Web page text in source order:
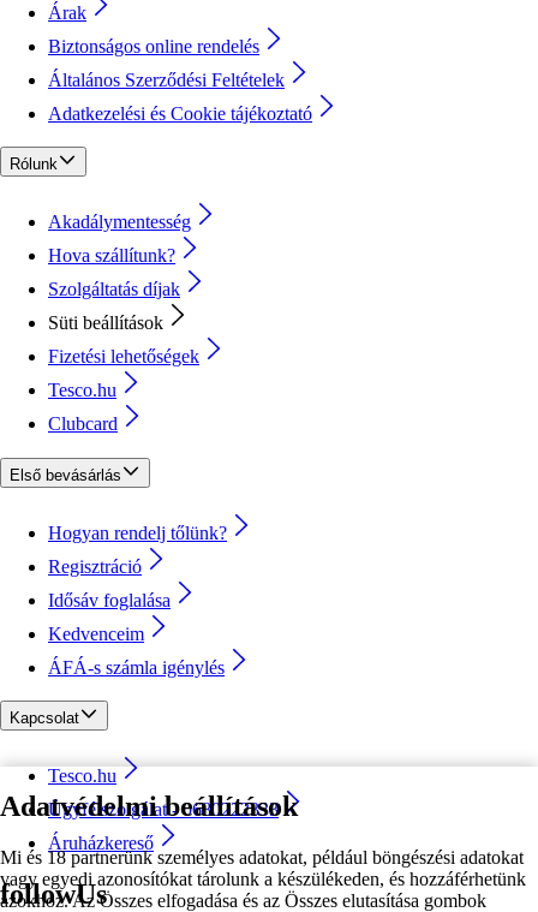
Adatvédelmi beállítások
Mi és 18 partnerünk személyes adatokat, például böngészési adatokat
vagy egyedi azonosítókat tárolunk a készülékeden, és hozzáférhetünk
azokhoz. Az Összes elfogadása és az Összes elutasítása gombok
Árak
Biztonságos online rendelés
Általános Szerződési Feltételek
Adatkezelési és Cookie tájékoztató
Rólunk
Akadálymentesség
Hova szállítunk?
Szolgáltatás díjak
Süti beállítások
Fizetési lehetőségek
Tesco.hu
Clubcard
Első bevásárlás
Hogyan rendelj tőlünk?
Regisztráció
Idősáv foglalása
Kedvenceim
ÁFÁ-s számla igénylés
Kapcsolat
Tesco.hu
Ügyfélszolgálat - 0680222333
Áruházkereső
followUs